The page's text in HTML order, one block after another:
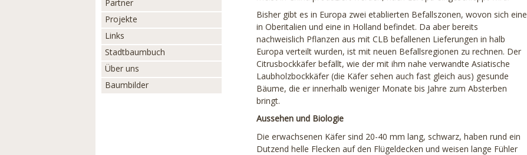
Partner
Projekte
Links
Stadtbaumbuch
Über uns
Baumbilder
Bisher gibt es in Europa zwei etablierten Befallszonen, wovon sich eine
in Oberitalien und eine in Holland befindet. Da aber bereits
nachweislich Pflanzen aus mit CLB befallenen Lieferungen in halb
Europa verteilt wurden, ist mit neuen Befallsregionen zu rechnen. Der
Citrusbockkäfer befällt, wie der mit ihm nahe verwandte Asiatische
Laubholzbockkäfer (die Käfer sehen auch fast gleich aus) gesunde
Bäume, die er innerhalb weniger Monate bis Jahre zum Absterben
bringt.
Aussehen und Biologie
Die erwachsenen Käfer sind 20-40 mm lang, schwarz, haben rund ein
Dutzend helle Flecken auf den Flügeldecken und weisen lange Fühler